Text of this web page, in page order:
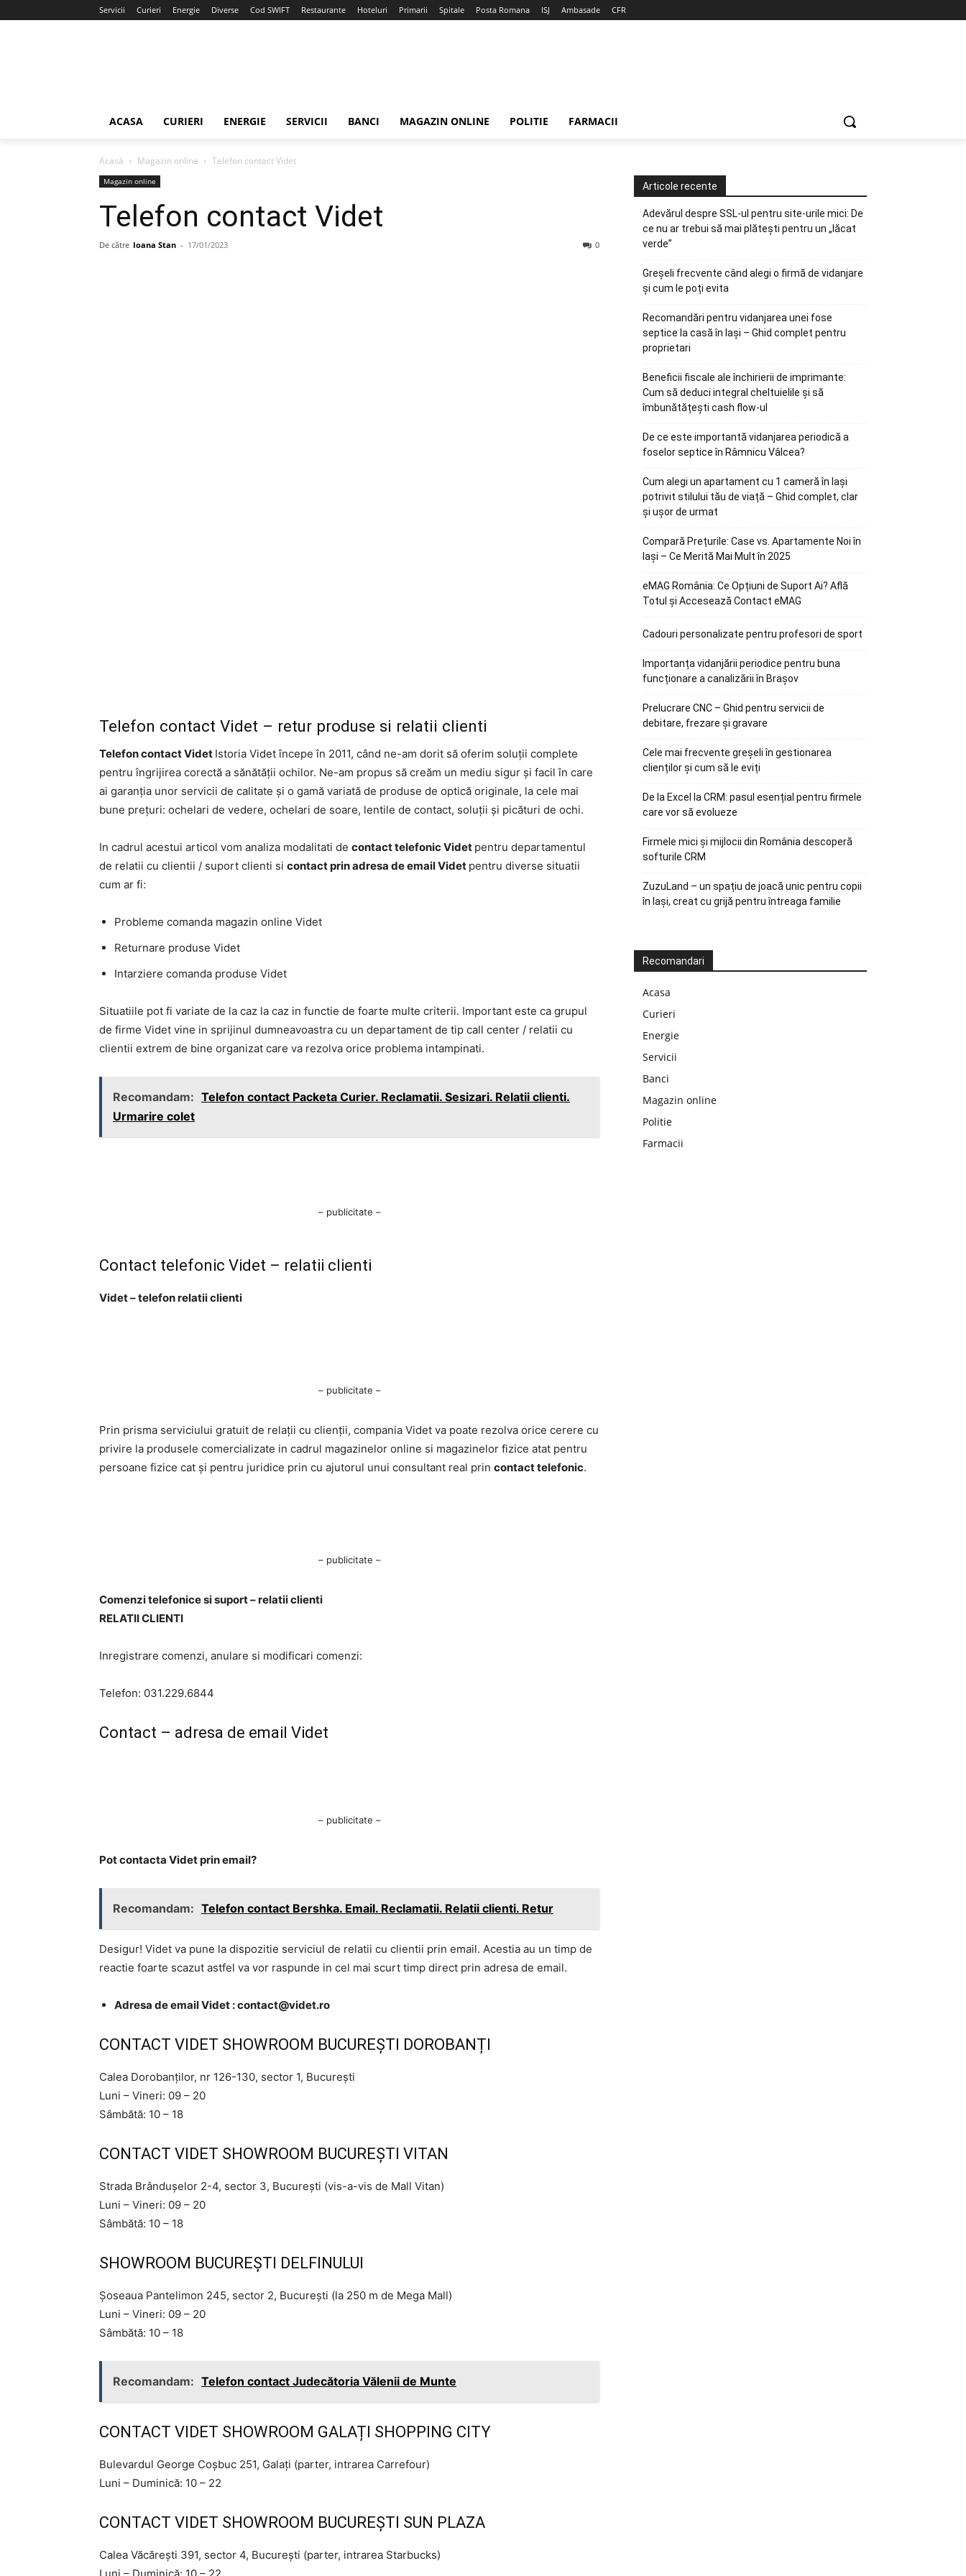
Servicii Curieri Energie Diverse Cod SWIFT Restaurante Hoteluri Primarii Spitale Posta Romana ISJ Ambasade CFR
ACASA CURIERI ENERGIE SERVICII BANCI MAGAZIN ONLINE POLITIE FARMACII
Acasă Magazin online Telefon contact Videt
Magazin online
Telefon contact Videt
De către Ioana Stan - 17/01/2023 0
Telefon contact Videt – retur produse si relatii clienti
Telefon contact Videt Istoria Videt începe în 2011, când ne-am dorit să oferim soluții complete
pentru îngrijirea corectă a sănătății ochilor. Ne-am propus să creăm un mediu sigur și facil în care
ai garanția unor servicii de calitate și o gamă variată de produse de optică originale, la cele mai
bune prețuri: ochelari de vedere, ochelari de soare, lentile de contact, soluții și picături de ochi.
In cadrul acestui articol vom analiza modalitati de contact telefonic Videt pentru departamentul
de relatii cu clientii / suport clienti si contact prin adresa de email Videt pentru diverse situatii
cum ar fi:
Probleme comanda magazin online Videt
Returnare produse Videt
Intarziere comanda produse Videt
Situatiile pot fi variate de la caz la caz in functie de foarte multe criterii. Important este ca grupul
de firme Videt vine in sprijinul dumneavoastra cu un departament de tip call center / relatii cu
clientii extrem de bine organizat care va rezolva orice problema intampinati.
Recomandam: Telefon contact Packeta Curier. Reclamatii. Sesizari. Relatii clienti.
Urmarire colet
– publicitate –
Contact telefonic Videt – relatii clienti
Videt – telefon relatii clienti
– publicitate –
Prin prisma serviciului gratuit de relații cu clienții, compania Videt va poate rezolva orice cerere cu
privire la produsele comercializate in cadrul magazinelor online si magazinelor fizice atat pentru
persoane fizice cat și pentru juridice prin cu ajutorul unui consultant real prin contact telefonic.
– publicitate –
Comenzi telefonice si suport – relatii clienti
RELATII CLIENTI
Inregistrare comenzi, anulare si modificari comenzi:
Telefon: 031.229.6844
Contact – adresa de email Videt
– publicitate –
Pot contacta Videt prin email?
Recomandam: Telefon contact Bershka. Email. Reclamatii. Relatii clienti. Retur
Desigur! Videt va pune la dispozitie serviciul de relatii cu clientii prin email. Acestia au un timp de
reactie foarte scazut astfel va vor raspunde in cel mai scurt timp direct prin adresa de email.
Adresa de email Videt :contact@videt.ro
CONTACT VIDET SHOWROOM BUCUREȘTI DOROBANȚI
Calea Dorobanților, nr 126-130, sector 1, București
Luni – Vineri: 09 – 20
Sâmbătă: 10 – 18
CONTACT VIDET SHOWROOM BUCUREȘTI VITAN
Strada Brândușelor 2-4, sector 3, București (vis-a-vis de Mall Vitan)
Luni – Vineri: 09 – 20
Sâmbătă: 10 – 18
SHOWROOM BUCUREȘTI DELFINULUI
Șoseaua Pantelimon 245, sector 2, București (la 250 m de Mega Mall)
Luni – Vineri: 09 – 20
Sâmbătă: 10 – 18
Recomandam: Telefon contact Judecătoria Vălenii de Munte
CONTACT VIDET SHOWROOM GALAȚI SHOPPING CITY
Bulevardul George Coșbuc 251, Galați (parter, intrarea Carrefour)
Luni – Duminică: 10 – 22
CONTACT VIDET SHOWROOM BUCUREȘTI SUN PLAZA
Calea Văcărești 391, sector 4, București (parter, intrarea Starbucks)
Articole recente
Adevărul despre SSL-ul pentru site-urile mici: De
ce nu ar trebui să mai plătești pentru un „lăcat
verde”
Greșeli frecvente când alegi o firmă de vidanjare
și cum le poți evita
Recomandări pentru vidanjarea unei fose
septice la casă în Iași – Ghid complet pentru
proprietari
Beneficii fiscale ale închirierii de imprimante:
Cum să deduci integral cheltuielile și să
îmbunătățești cash flow-ul
De ce este importantă vidanjarea periodică a
foselor septice în Râmnicu Vâlcea?
Cum alegi un apartament cu 1 cameră în Iași
potrivit stilului tău de viață – Ghid complet, clar
și ușor de urmat
Compară Prețurile: Case vs. Apartamente Noi în
Iași – Ce Merită Mai Mult în 2025
eMAG România: Ce Opțiuni de Suport Ai? Află
Totul și Accesează Contact eMAG
Cadouri personalizate pentru profesori de sport
Importanța vidanjării periodice pentru buna
funcționare a canalizării în Brașov
Prelucrare CNC – Ghid pentru servicii de
debitare, frezare și gravare
Cele mai frecvente greșeli în gestionarea
clienților și cum să le eviți
De la Excel la CRM: pasul esențial pentru firmele
care vor să evolueze
Firmele mici și mijlocii din România descoperă
softurile CRM
ZuzuLand – un spațiu de joacă unic pentru copii
în Iași, creat cu grijă pentru întreaga familie
Recomandari
Acasa
Curieri
Energie
Servicii
Banci
Magazin online
Politie
Farmacii